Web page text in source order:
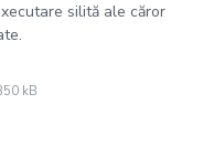
silită ale căror
kB